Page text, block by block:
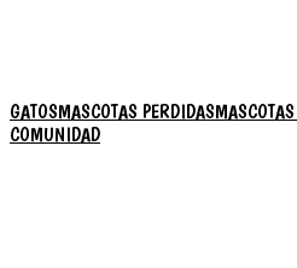
GATOSMASCOTAS PERDIDAS
COMUNIDAD